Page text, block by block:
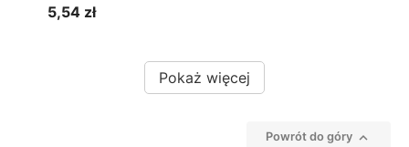
5,54 zł
Pokaż więcej
Powrót do góry 